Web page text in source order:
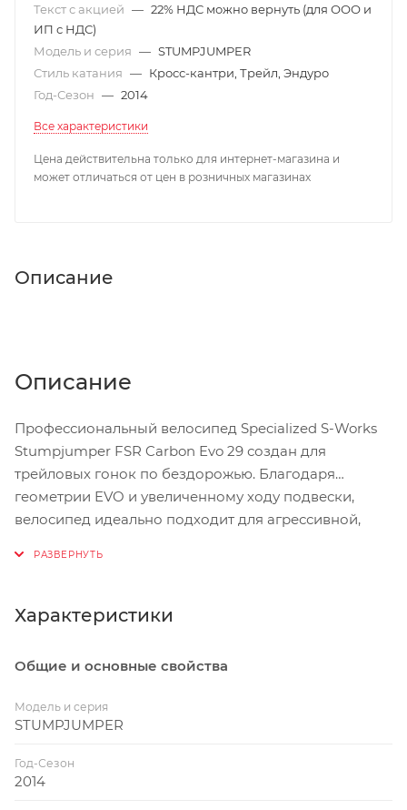
Текст с акцией — 22% НДС можно вернуть (для ООО и
ИП с НДС)
Модель и серия — STUMPJUMPER
Стиль катания — Кросс-кантри, Трейл, Эндуро
Год-Сезон — 2014
Все характеристики
Цена действительна только для интернет-магазина и
может отличаться от цен в розничных магазинах
Описание
Описание
Профессиональный велосипед Specialized S-Works
Stumpjumper FSR Carbon Evo 29 создан для
трейловых гонок по бездорожью. Благодаря
геометрии EVO и увеличенному ходу подвески,
велосипед идеально подходит для агрессивной,
кастомной FSR-подвеской FOX Float CTD Factory, с
RockShox Pike RCT3 29 обеспечивают отличный
контроль и максимальную производительность на
самых сложных трейловых трассах с долгими
препятствиями на пути.
Характеристики
Общие и основные свойства
Модель и серия
STUMPJUMPER
Год-Сезон
2014